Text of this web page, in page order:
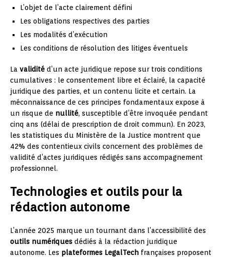
L’objet de l’acte clairement défini
Les obligations respectives des parties
Les modalités d’exécution
Les conditions de résolution des litiges éventuels
La validité d’un acte juridique repose sur trois conditions
cumulatives : le consentement libre et éclairé, la capacité
juridique des parties, et un contenu licite et certain. La
méconnaissance de ces principes fondamentaux expose à
un risque de nullité, susceptible d’être invoquée pendant
cinq ans (délai de prescription de droit commun). En 2023,
les statistiques du Ministère de la Justice montrent que
42% des contentieux civils concernent des problèmes de
validité d’actes juridiques rédigés sans accompagnement
professionnel.
Technologies et outils pour la
rédaction autonome
L’année 2025 marque un tournant dans l’accessibilité des
outils numériques dédiés à la rédaction juridique
autonome. Les plateformes LegalTech françaises proposent